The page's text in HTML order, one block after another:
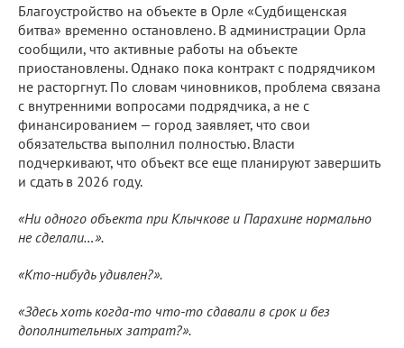
Благоустройство на объекте в Орле «Судбищенская
битва» временно остановлено. В администрации Орла
сообщили, что активные работы на объекте
приостановлены. Однако пока контракт с подрядчиком
не расторгнут. По словам чиновников, проблема связана
с внутренними вопросами подрядчика, а не с
финансированием — город заявляет, что свои
обязательства выполнил полностью. Власти
подчеркивают, что объект все еще планируют завершить
и сдать в 2026 году.
«Ни одного объекта при Клычкове и Парахине нормально
не сделали…».
«Кто-нибудь удивлен?».
«Здесь хоть когда-то что-то сдавали в срок и без
дополнительных затрат?».